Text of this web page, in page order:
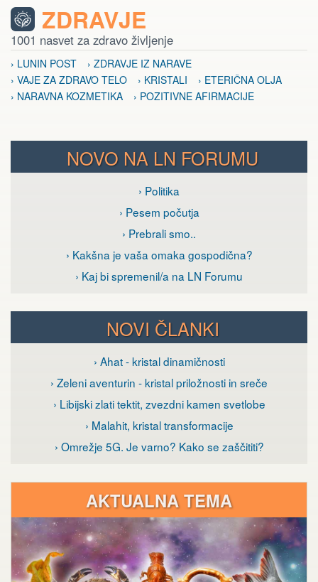
ZDRAVJE
1001 nasvet za zdravo življenje
› LUNIN POST
› ZDRAVJE IZ NARAVE
› VAJE ZA ZDRAVO TELO
› KRISTALI
› ETERIČNA OLJA
› NARAVNA KOZMETIKA
› POZITIVNE AFIRMACIJE
NOVO NA LN FORUMU
› Politika
› Pesem počutja
› Prebrali smo..
› Kakšna je vaša omaka gospodična?
› Kaj bi spremenil/a na LN Forumu
NOVI ČLANKI
› Ahat - kristal dinamičnosti
› Zeleni aventurin - kristal priložnosti in sreče
› Libijski zlati tektit, zvezdni kamen svetlobe
› Malahit, kristal transformacije
› Omrežje 5G. Je varno? Kako se zaščititi?
AKTUALNA TEMA